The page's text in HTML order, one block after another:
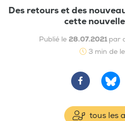
Des retours et des
cette
Publié le 28.07.2021 par
3 min de
tous les